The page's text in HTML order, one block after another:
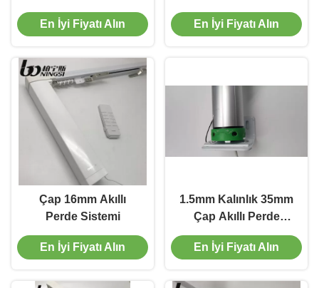
En İyi Fiyatı Alın En İyi Fiyatı Alın
Çap 16mm Akıllı
Perde Sistemi
En İyi Fiyatı Alın
1.5mm Kalınlık 35mm
Çap Akıllı Perde
Sistemi Dikey
Kaldırma
En İyi Fiyatı Alın